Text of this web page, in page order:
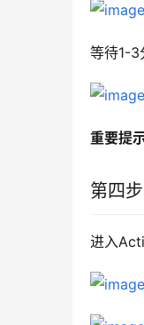
等待1-3
重要提
第四
进入